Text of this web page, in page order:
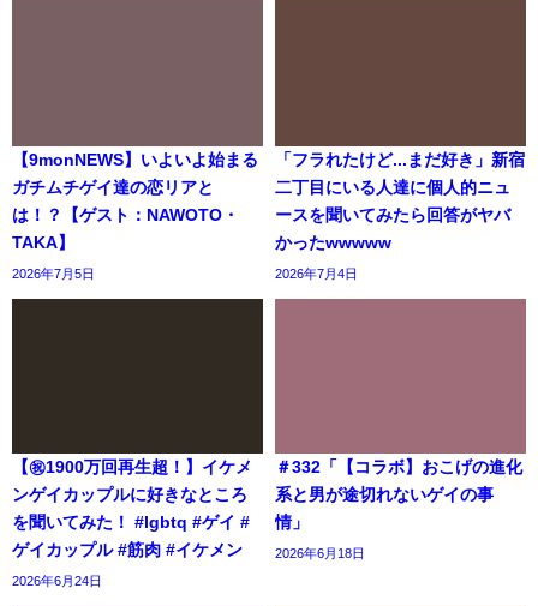
【9monNEWS】いよいよ始まる
ガチムチゲイ達の恋リアと
は！？【ゲスト：NAWOTO・
TAKA】
2026年7月5日
「フラれたけど...まだ好き」新宿
二丁目にいる人達に個人的ニュ
ースを聞いてみたら回答がヤバ
かったwwwww
2026年7月4日
【㊗️1900万回再生超！】イケメ
ンゲイカップルに好きなところ
を聞いてみた！ #lgbtq #ゲイ #
ゲイカップル #筋肉 #イケメン
2026年6月24日
＃332「【コラボ】おこげの進化
系と男が途切れないゲイの事
情」
2026年6月18日